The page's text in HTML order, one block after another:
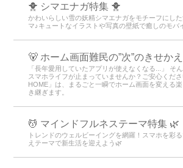
🐥 シマエナガ特集 🐥
かわいらしい雪の妖精シマエナガをモチーフにし
マ♪キュートなイラストや写真の壁紙で癒しのモバ
🐻 ホーム画面難民の”次”のきせか
「長年愛用していたアプリが使えなくなる...」 そ
スマホライフが止まっていませんか？ご安心くだ
HOME」は、まるごと一瞬でホーム画面を変える
き継ぎます。
💆 マインドフルネステーマ特集 🌿
トレンドのウェルビーイングを網羅！スマホを彩
えテーマで新生活を迎えよう🌿